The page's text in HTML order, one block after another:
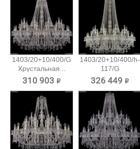
1403/20+10/400/G
Хрустальная...
310 903 ₽
1403/20+10/400/h-
117/G
Хрустальная...
326 449 ₽